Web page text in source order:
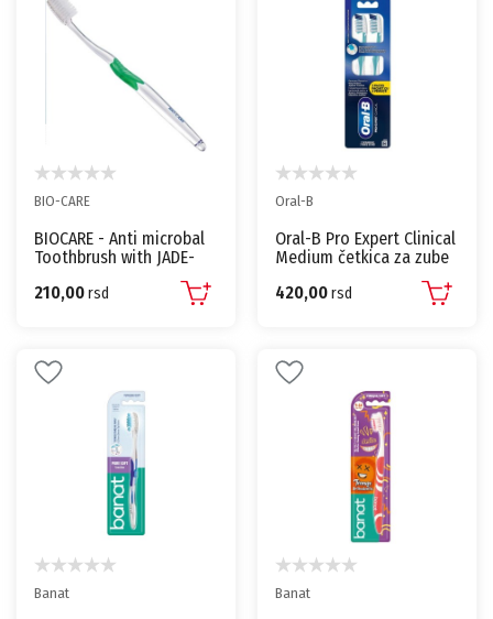
BIO-CARE
BIOCARE - Anti microbal
Toothbrush with JADE-
210,00rsd
Oral-B
Oral-B Pro Expert Clinical
Medium četkica za zube
420,00rsd
Banat Banat